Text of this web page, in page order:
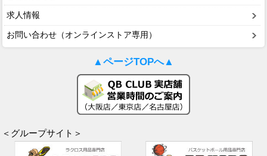
求人情報
お問い合わせ（オンラインストア専用）
▲ページTOPへ▲
＜グループサイト＞